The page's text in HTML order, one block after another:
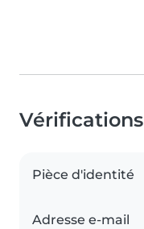
Vérifications
Pièce d'identité
Adresse e-mail